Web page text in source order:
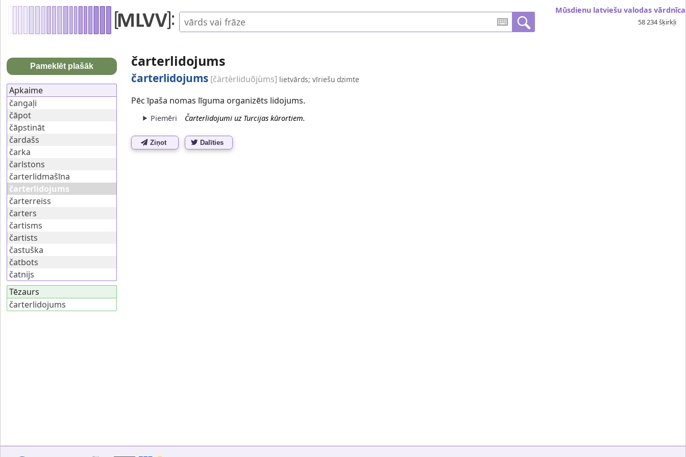
Mūsdienu latviešu valodas vārdnīca
58 234 šķirkļi
čarterlidojums
čarterlidojums [čàrtèrliduõjùms] lietvārds; vīriešu dzimte
Pēc īpaša nomas līguma organizēts lidojums.
Piemēri Čarterlidojumi uz Turcijas kūrortiem.
Ziņot Dalīties
Pameklēt plašāk
Apkaime
čangaļi
čāpot
čāpstināt
čardašs
čarka
čarlstons
čarterlidmašīna
čarterlidojums
čarterreiss
čarters
čartisms
čartists
častuška
čatbots
čatnijs
Tēzaurs
čarterlidojums